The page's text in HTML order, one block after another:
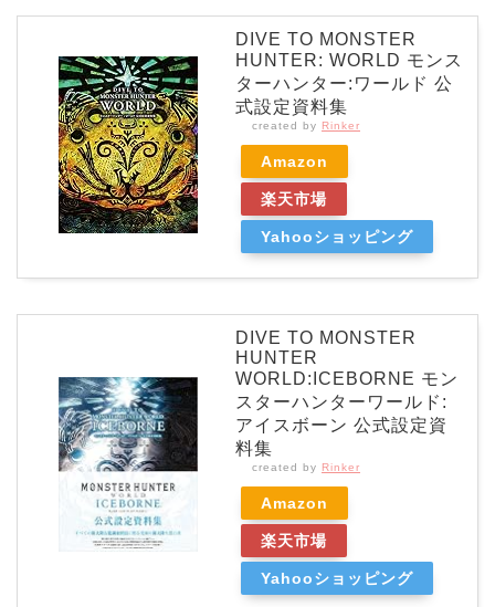
DIVE TO MONSTER
HUNTER: WORLD モンス
ターハンター:ワールド 公
式設定資料集
created by Rinker
Amazon
楽天市場
Yahooショッピング
DIVE TO MONSTER
HUNTER
WORLD:ICEBORNE モン
スターハンターワールド:
アイスボーン 公式設定資
料集
created by Rinker
Amazon
楽天市場
Yahooショッピング